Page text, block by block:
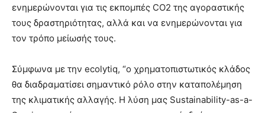
ενημερώνονται για τις εκπομπές CO2 της αγοραστικής
τους δραστηριότητας, αλλά και να ενημερώνονται για
τον τρόπο μείωσής τους.
Σύμφωνα με την ecolytiq, “ο χρηματοπιστωτικός κλάδος
θα διαδραματίσει σημαντικό ρόλο στην καταπολέμηση
της κλιματικής αλλαγής. Η λύση μας Sustainability-as-a-